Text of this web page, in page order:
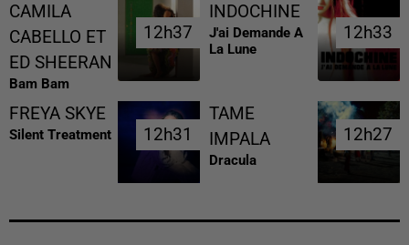
CAMILA
CABELLO ET
ED SHEERAN
Bam Bam
12h37
12h37
INDOCHINE
J'ai Demande A
La Lune
12h33
12h33
FREYA SKYE
Silent Treatment 12h31
12h31
TAME
IMPALA
Dracula
12h27
12h27